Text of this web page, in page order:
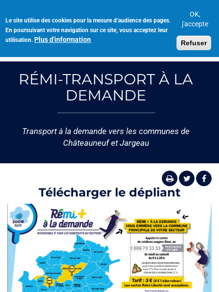
Le site utilise des cookies pour la mesure d'audience des pages.
En poursuivant votre navigation sur ce site, vous acceptez leur
utilisation. Plus d'information
OK,
j'accepte
Refuser
contenu
principal
RÉMI-TRANSPORT À LA
DEMANDE
Transport à la demande vers les communes de
Châteauneuf et Jargeau
Télécharger le dépliant